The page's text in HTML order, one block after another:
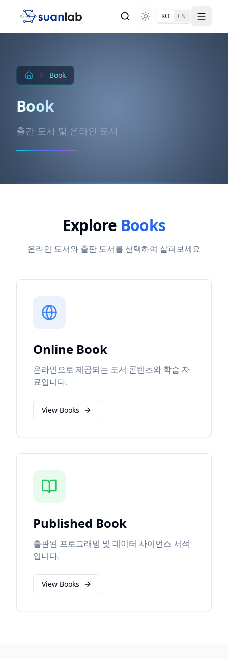
Toggle theme
KO EN Toggle
Book
Book
출간 도서 및 온라인 도서
Explore Books
온라인 도서와 출판 도서를 선택하여 살펴보세요
Online Book
온라인으로 제공되는 도서 콘텐츠와 학습 자
료입니다.
View Books
Published Book
출판된 프로그래밍 및 데이터 사이언스 서적
입니다.
View Books